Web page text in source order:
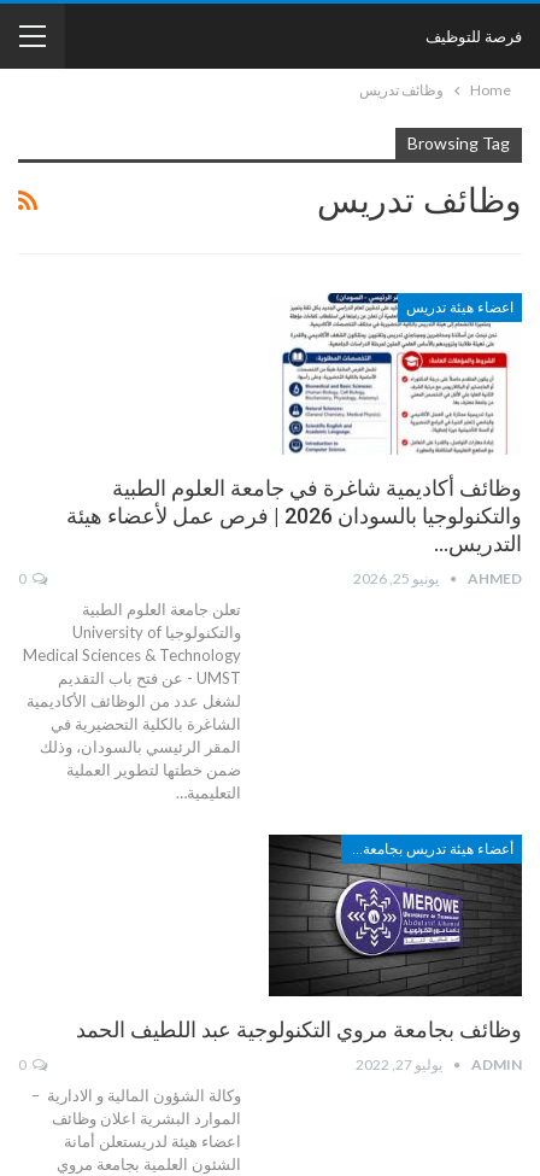
فرصة للتوظيف
Home وظائف تدريس
Browsing Tag
وظائف تدريس
اعضاء هيئة تدريس
وظائف أكاديمية شاغرة في جامعة العلوم الطبية
والتكنولوجيا بالسودان 2026 | فرص عمل لأعضاء هيئة
التدريس…
AHMED يونيو 25, 2026
تعلن جامعة العلوم الطبية
والتكنولوجيا University of
Medical Sciences & Technology
- UMST عن فتح باب التقديم
لشغل عدد من الوظائف الأكاديمية
الشاغرة بالكلية التحضيرية في
المقر الرئيسي بالسودان، وذلك
ضمن خطتها لتطوير العملية
التعليمية…
أعضاء هيئة تدريس بجامعة مروي التكنولوجية
وظائف بجامعة مروي التكنولوجية عبد اللطيف الحمد
ADMIN يوليو 27, 2022
وكالة الشؤون المالية و الادارية –
الموارد البشرية اعلان وظائف
اعضاء هيئة لدريستعلن أمانة
الشئون العلمية بجامعة مروي